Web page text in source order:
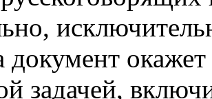
документ
задачей,